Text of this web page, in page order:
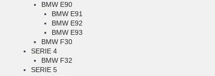
BMW E90
BMW E91
BMW E92
BMW E93
BMW F30
SERIE 4
BMW F32
SERIE 5